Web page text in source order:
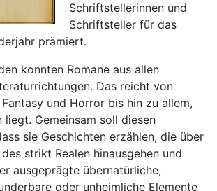
Schriftstellerinnen und
Schriftsteller für das
prämiert.
konnten Romane aus allen
Das reicht von
und Horror bis hin zu allem,
liegt. Gemeinsam soll diesen
sie Geschichten erzählen, die über
strikt Realen hinausgehen und
ausgeprägte übernatürliche,
oder unheimliche Elemente